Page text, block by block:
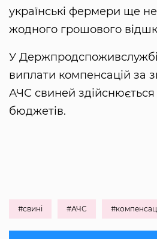
українські фермери ще
жодного грошового
У
виплати компенсацій за
АЧС свиней здійснюється
бюджетів.
#свині #АЧС